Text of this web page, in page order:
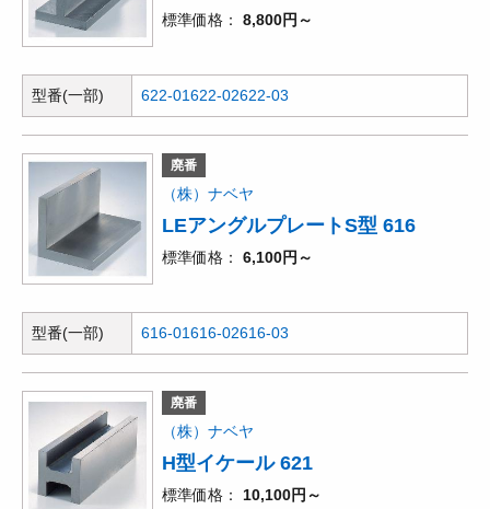
標準価格 8,800円～
型番(一部) 622-01622-02622-03
廃番
（株）ナベヤ
LEアングルプレートS型 616
標準価格 6,100円～
型番(一部) 616-01616-02616-03
廃番
（株）ナベヤ
H型イケール 621
標準価格 10,100円～